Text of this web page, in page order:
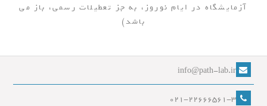
آزمایشگاه در ایام نوروز، به جز تعطیلات رسمی، باز می
باشد)
info@path-lab.ir
021-22666561-3